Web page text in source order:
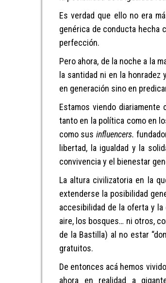
Es verdad que ello no era
genérica de conducta hecha
perfección.
Pero ahora, de la noche a la
a santidad ni en la honradez
en generación sino en
Estamos viendo diariamente
tanto en la política como en
como sus influencers.
libertad, la igualdad y la
convivencia y el bienestar
La altura civilizatoria en la
extenderse la posibilidad
accesibilidad de la oferta y la
aire, los bosques… ni otros,
de la Bastilla) al no estar
gratuitos.
De entonces acá hemos
ahora
en realidad a